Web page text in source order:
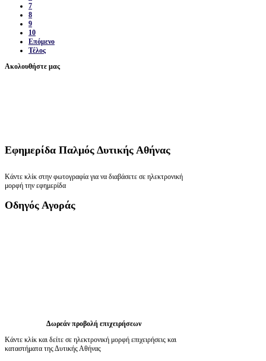
7
8
9
10
Επόμενο
Τέλος
Ακολουθήστε μας
Εφημερίδα Παλμός Δυτικής Αθήνας
Κάντε κλίκ στην φωτογραφία για να διαβάσετε σε ηλεκτρονική
μορφή την εφημερίδα
Οδηγός Αγοράς
Δωρεάν προβολή επιχειρήσεων
Κάντε κλίκ και δείτε σε ηλεκτρονική μορφή επιχειρήσεις και
καταστήματα της Δυτικής Αθήνας